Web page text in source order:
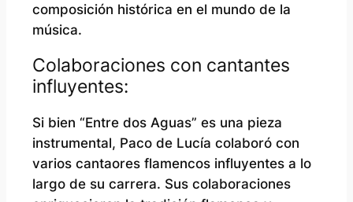
composición histórica en el mundo de la
música.
Colaboraciones con cantantes
influyentes:
Si bien “Entre dos Aguas” es una pieza
instrumental, Paco de Lucía colaboró ​​con
varios cantaores flamencos influyentes a lo
largo de su carrera. Sus colaboraciones